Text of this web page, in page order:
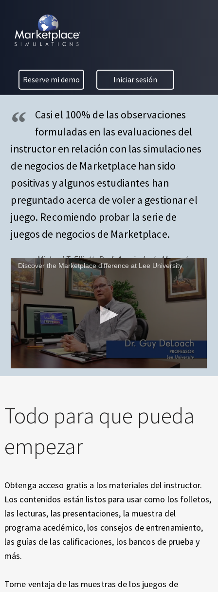
C
T
O
H
R
U
G
E
X
E
R
I
E
N
Iniciar sesión
Reserve mi demo
¿Porqué usa las
Marketplace?
Casi el 100% de las observaciones
formuladas en las evaluaciones del
instructor en relación con las simulaciones
de negocios de Marketplace han sido
positivas y algunos estudiantes han
preguntado acerca de voler a gestionar el
juego. Recomiendo probar la serie de
juegos de negocios de Marketplace.
Michael T. Elliott, Prof. Asociado de Mercadeo
Discover the Marketplace difference at Lee University
Todo para que pueda
empezar
Obtenga acceso gratis a los materiales del instructor.
Los contenidos están listos para usar como los folletos,
las lecturas, las presentaciones, la muestra del
programa acedémico, los consejos de entrenamiento,
las guías de las calificaciones, los bancos de prueba y
más.
Tome ventaja de las muestras de los juegos de